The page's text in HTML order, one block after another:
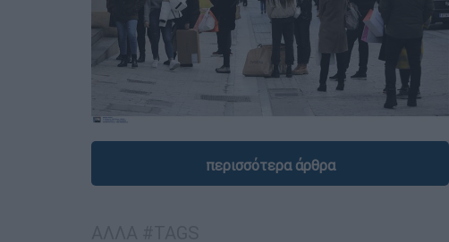
περισσότερα άρθρα